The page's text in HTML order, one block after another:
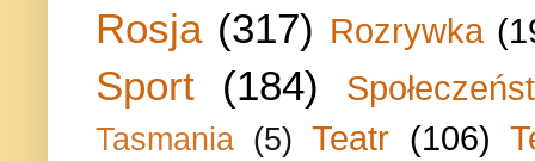
Rosja (317) Rozrywka
Sport (184)
Tasmania (5) Teatr (106)